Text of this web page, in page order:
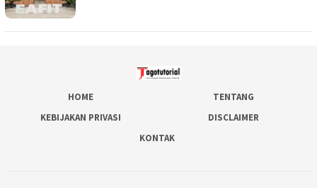
HOME
TENTANG
KEBIJAKAN PRIVASI
DISCLAIMER
KONTAK